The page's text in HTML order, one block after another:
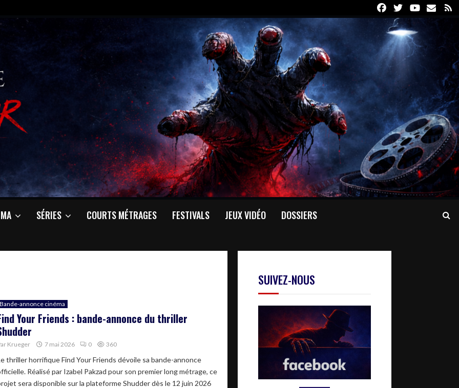
FacebookTwitterYoutube
Email
SÉRIES COURTS MÉTRAGES FESTIVALS JEUX VIDÉO DOSSIERS
Bande-annonce cinéma
Your Friends : bande-annonce du thriller
Krueger 7 mai 2026 0 360
thriller horrifique Find Your Friends dévoile sa bande-annonce
Réalisé par Izabel Pakzad pour son premier long métrage, ce
sera disponible sur la plateforme Shudder dès le 12 juin 2026
SUIVEZ-NOUS